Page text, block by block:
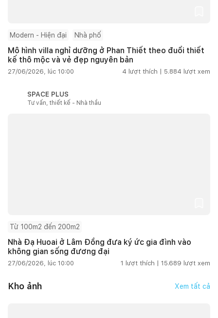
Modern - Hiện đại Nhà phố
Mô hình villa nghỉ dưỡng ở Phan Thiết theo đuổi thiết
kế thô mộc và vẻ đẹp nguyên bản
27/06/2026, lúc 10:00 4 lượt thích | 5.884 lượt xem
SPACE PLUS
Tư vấn, thiết kế - Nhà thầu
Từ 100m2 đến 200m2
Nhà Đạ Huoai ở Lâm Đồng đưa ký ức gia đình vào
không gian sống đương đại
27/06/2026, lúc 10:00 1 lượt thích | 15.689 lượt xem
Kho ảnh Xem tất cả